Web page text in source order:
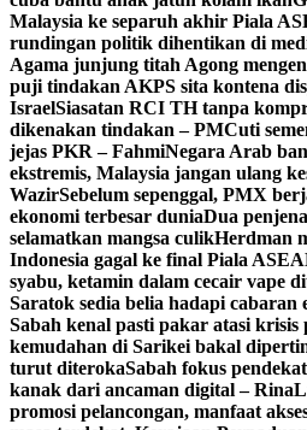
Malaysia ke separuh akhir Piala
rundingan politik dihentikan di
Agama junjung titah Agong
puji tindakan AKPS sita kontena
IsraelSiasatan RCI TH tanpa
dikenakan tindakan – PMCuti
jejas PKR – FahmiNegara Arab
ekstremis, Malaysia jangan ulang
WazirSebelum sepenggal, PMX
ekonomi terbesar duniaDua
selamatkan mangsa culikHerdman
Indonesia gagal ke final Piala
syabu, ketamin dalam cecair vape
Saratok sedia belia hadapi cabaran
Sabah kenal pasti pakar atasi krisis
kemudahan di Sarikei bakal
turut diterokaSabah fokus
kanak dari ancaman digital – Rina
promosi pelancongan, manfaat